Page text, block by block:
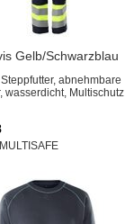
Gelb/Schwarzblau
abnehmbare
wasserdicht, Multischutz